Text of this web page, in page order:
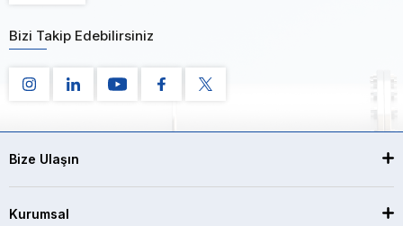
Bizi Takip Edebilirsiniz
Bize Ulaşın
Kurumsal